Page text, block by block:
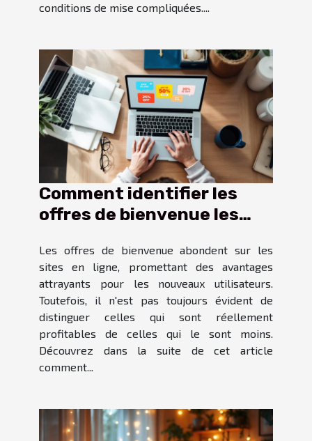
conditions de mise compliquées....
Comment identifier les
offres de bienvenue les
ligne ?
Les offres de bienvenue abondent sur les
sites en ligne, promettant des avantages
attrayants pour les nouveaux utilisateurs.
Toutefois, il n'est pas toujours évident de
distinguer celles qui sont réellement
profitables de celles qui le sont moins.
Découvrez dans la suite de cet article
comment...